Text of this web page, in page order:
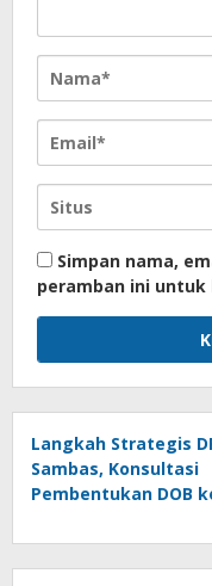
Simpan nama,
peramban ini
Langkah Strategis
Sambas, Konsultasi
Pembentukan DOB